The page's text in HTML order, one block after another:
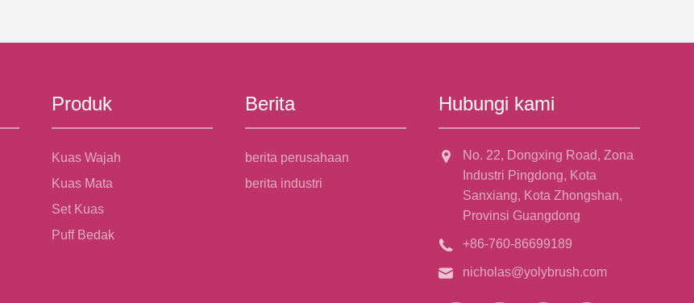
Produk
Kuas Wajah
Kuas Mata
Set Kuas
Puff Bedak
Berita
berita perusahaan
berita industri
Hubungi kami
No. 22, Dongxing Road, Zona
Industri Pingdong, Kota
Sanxiang, Kota Zhongshan,
Provinsi Guangdong
+86-760-86699189
nicholas@yolybrush.com